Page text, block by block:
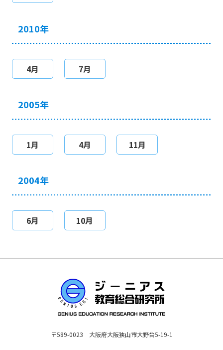
2010年
4月 7月
2005年
1月 4月 11月
2004年
6月 10月
〒589-0023 大阪府大阪狭山市大野台5-19-1